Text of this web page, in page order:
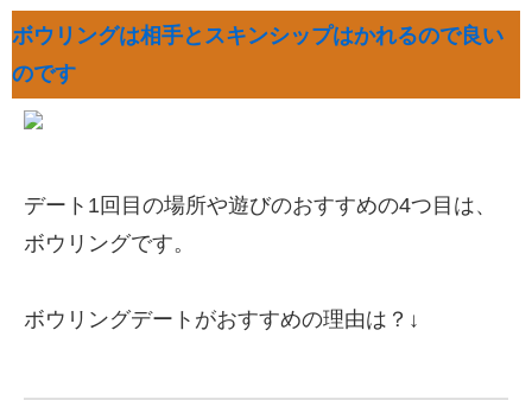
ボウリングは相手とスキンシップはかれるので良い
のです
デート1回目の場所や遊びのおすすめの4つ目は、
ボウリングです。
ボウリングデートがおすすめの理由は？↓